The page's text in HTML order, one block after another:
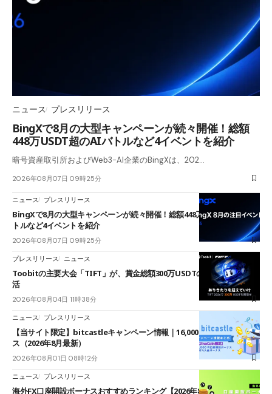
ニュース プレスリリース
BingXで8月の大型キャンペーンが続々開催！総額
448万USDT超のAIバトルなど4イベントを紹介
暗号資産取引所およびWeb3-AI企業のBingXは、202…
2026年08月07日 09時25分
ニュース プレスリリース
BingXで8月の大型キャンペーンが続々開催！総額448万USDT超のAIバ
トルなど4イベントを紹介
2026年08月07日 09時25分
プレスリリース ニュース
Toobitの主要大会「TIFT」が、賞金総額300万USDTのレースとして復
活
2026年08月04日 11時38分
ニュース プレスリリース
【当サイト限定】bitcastleキャンペーン情報｜16,000円口座開設ボーナ
ス（2026年8月最新）
2026年08月01日 08時12分
ニュース プレスリリース
海外FX口座開設ボーナスおすすめランキング【2026年8月最新】